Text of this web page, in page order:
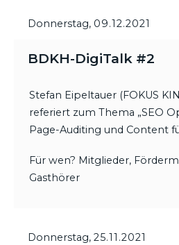
Donnerstag, 09.12.2021
BDKH-DigiTalk #2
Stefan Eipeltauer (FOKUS
referiert zum Thema „SEO
Page-Auditing und Content
Für wen? Mitglieder,
Gasthörer
Donnerstag, 25.11.2021